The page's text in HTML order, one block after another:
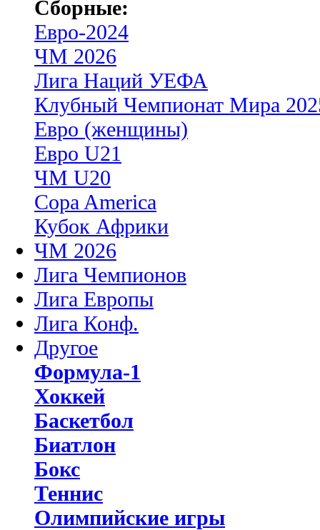
Сборные:
Евро-2024
ЧМ 2026
Лига Наций УЕФА
Клубный Чемпионат Мира
Евро (женщины)
Евро U21
ЧМ U20
Copa America
Кубок Африки
ЧМ 2026
Лига Чемпионов
Лига Европы
Лига Конф.
Другое
Формула-1
Хоккей
Баскетбол
Биатлон
Бокс
Теннис
Олимпийские игры